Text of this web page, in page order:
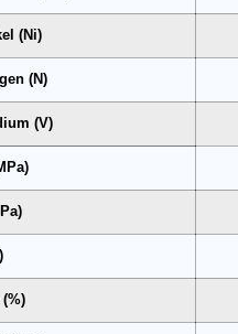
(Ni)
(N)
(V)